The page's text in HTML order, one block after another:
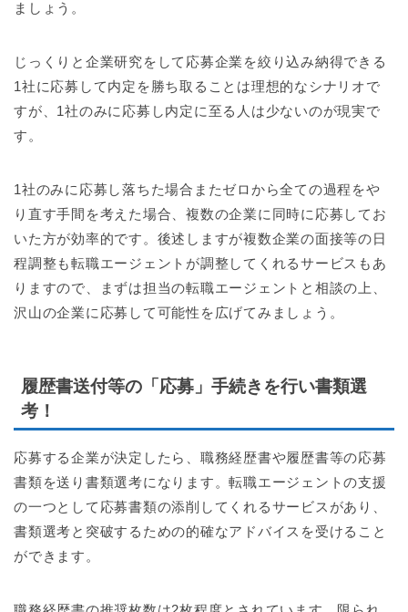
ましょう。
じっくりと企業研究をして応募企業を絞り込み納得できる
1社に応募して内定を勝ち取ることは理想的なシナリオで
すが、1社のみに応募し内定に至る人は少ないのが現実で
す。
1社のみに応募し落ちた場合またゼロから全ての過程をや
り直す手間を考えた場合、複数の企業に同時に応募してお
いた方が効率的です。後述しますが複数企業の面接等の日
程調整も転職エージェントが調整してくれるサービスもあ
りますので、まずは担当の転職エージェントと相談の上、
沢山の企業に応募して可能性を広げてみましょう。
履歴書送付等の「応募」手続きを行い書類選
考！
応募する企業が決定したら、職務経歴書や履歴書等の応募
書類を送り書類選考になります。転職エージェントの支援
の一つとして応募書類の添削してくれるサービスがあり、
書類選考と突破するための的確なアドバイスを受けること
ができます。